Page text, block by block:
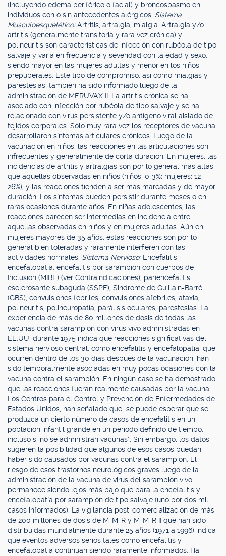
(incluyendo edema periférico o facial) y broncospasmo en
individuos con o sin antecedentes alérgicos. Sistema
Musculoesquelético:Artritis; artralgia; mialgia. Artralgia y/o
artritis (generalmente transitoria y rara vez crónica) y
polineuritis son características de infección con rubéola de tipo
salvaje y varía en frecuencia y severidad con la edad y sexo,
siendo mayor en las mujeres adultas y menor en los niños
prepuberales. Este tipo de compromiso, así como mialgias y
parestesias, también ha sido informado luego de la
administración de MERUVAX II. La artritis crónica se ha
asociado con infección por rubéola de tipo salvaje y se ha
relacionado con virus persistente y/o antígeno viral aislado de
tejidos corporales. Sólo muy rara vez los receptores de vacuna
desarrollaron síntomas articulares crónicos. Luego de la
vacunación en niños, las reacciones en las articulaciones son
infrecuentes y generalmente de corta duración. En mujeres, las
incidencias de artritis y artralgias son por lo general más altas
que aquellas observadas en niños (niños: 0-3%; mujeres: 12-
26%), y las reacciones tienden a ser más marcadas y de mayor
duración. Los síntomas pueden persistir durante meses o en
raras ocasiones durante años. En niñas adolescentes, las
reacciones parecen ser intermedias en incidencia entre
aquellas observadas en niños y en mujeres adultas. Aún en
mujeres mayores de 35 años, estas reacciones son por lo
general bien toleradas y raramente interfieren con las
actividades normales. Sistema Nervioso: Encefalitis,
encefalopatía, encefalitis por sarampión con cuerpos de
Inclusión (MIBE) (ver Contraindicaciones); panencefalitis
esclerosante subaguda (SSPE), Sindrome de Guillain-Barré
(GBS), convulsiones febriles, convulsiones afebriles, ataxia,
polineuritis, polineuropatía, parálisis oculares, parestesias. La
experiencia de más de 80 millones de dosis de todas las
vacunas contra sarampión con virus vivo administradas en
EE.UU. durante 1975 indica que reacciones significativas del
sistema nervioso central, como encefalitis y encefalopatía, que
ocurren dentro de los 30 días después de la vacunación, han
sido temporalmente asociadas en muy pocas ocasiones con la
vacuna contra el sarampión. En ningún caso se ha demostrado
que las reacciones fueran realmente causadas por la vacuna.
Los Centros para el Control y Prevención de Enfermedades de
Estados Unidos, han señalado que "se puede esperar que se
produzca un cierto número de casos de encefalitis en un
población infantil grande en un período definido de tiempo,
incluso si no se administran vacunas". Sin embargo, los datos
sugieren la posibilidad que algunos de esos casos puedan
haber sido causados por vacunas contra el sarampión. El
riesgo de esos trastornos neurológicos graves luego de la
administración de la vacuna de virus del sarampión vivo
permanece siendo lejos más bajo que para la encefalitis y
encefalopatía por sarampión de tipo salvaje (uno por dos mil
casos informados). La vigilancia post-comercialización de más
de 200 millones de dosis de M-M-R y M-M-R II que han sido
distribuidas mundialmente durante 25 años (1971 a 1996) indica
que eventos adversos serios tales como encefalitis y
encefalopatía continúan siendo raramente informados. Ha